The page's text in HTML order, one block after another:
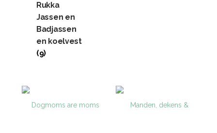
Rukka
Jassen en
Badjassen
en koelvest
(9)